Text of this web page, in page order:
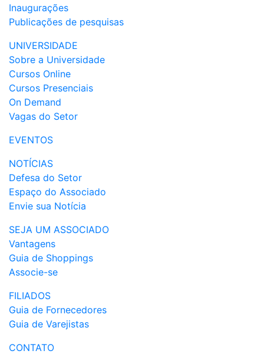
Inaugurações
Publicações de pesquisas
UNIVERSIDADE
Sobre a Universidade
Cursos Online
Cursos Presenciais
On Demand
Vagas do Setor
EVENTOS
NOTÍCIAS
Defesa do Setor
Espaço do Associado
Envie sua Notícia
SEJA UM ASSOCIADO
Vantagens
Guia de Shoppings
Associe-se
FILIADOS
Guia de Fornecedores
Guia de Varejistas
CONTATO